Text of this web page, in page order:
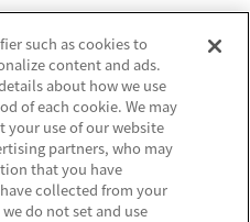
個人情報保護方針
My Personal
such as cookies to
content and ads.
about how we use
of each cookie. We may
your use of our website
partners, who may
that you have
collected from your
do not set and use